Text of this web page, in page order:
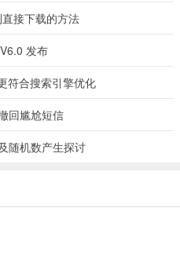
製游戏，高等级账户安全保障机
玩家喜好。
，给用户们打造一个安全健康的
游戏过程可以更加稳定，提供可
接下载的方法
发布
符合搜索引擎优化
回尴尬短信
随机数产生探讨